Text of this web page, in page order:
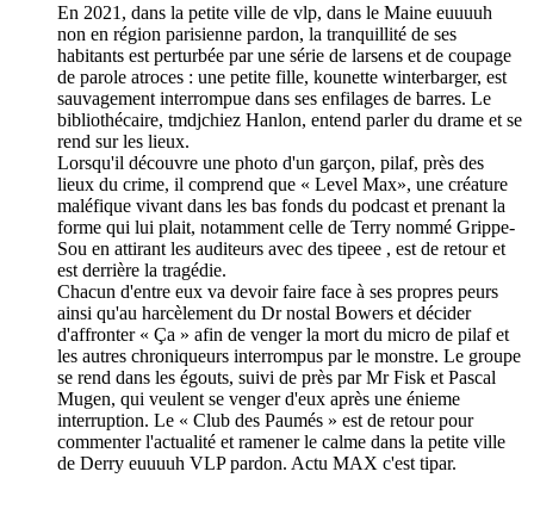
En 2021, dans la petite ville de vlp, dans le Maine euuuuh
non en région parisienne pardon, la tranquillité de ses
habitants est perturbée par une série de larsens et de coupage
de parole atroces : une petite fille, kounette winterbarger, est
sauvagement interrompue dans ses enfilages de barres. Le
bibliothécaire, tmdjchiez Hanlon, entend parler du drame et se
rend sur les lieux.
Lorsqu'il découvre une photo d'un garçon, pilaf, près des
lieux du crime, il comprend que « Level Max», une créature
maléfique vivant dans les bas fonds du podcast et prenant la
forme qui lui plait, notamment celle de Terry nommé Grippe-
Sou en attirant les auditeurs avec des tipeee , est de retour et
est derrière la tragédie.
Chacun d'entre eux va devoir faire face à ses propres peurs
ainsi qu'au harcèlement du Dr nostal Bowers et décider
d'affronter « Ça » afin de venger la mort du micro de pilaf et
les autres chroniqueurs interrompus par le monstre. Le groupe
se rend dans les égouts, suivi de près par Mr Fisk et Pascal
Mugen, qui veulent se venger d'eux après une énieme
interruption. Le « Club des Paumés » est de retour pour
commenter l'actualité et ramener le calme dans la petite ville
de Derry euuuuh VLP pardon. Actu MAX c'est tipar.